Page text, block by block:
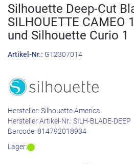
Silhouette Deep-Cut
SILHOUETTE CAMEO
und Silhouette Curio 1
Artikel-Nr.: GT2307014
Hersteller: Silhouette America
Hersteller Artikel-Nr.: SILH-BLADE-DEEP
Barcode: 814792018934
Lager: